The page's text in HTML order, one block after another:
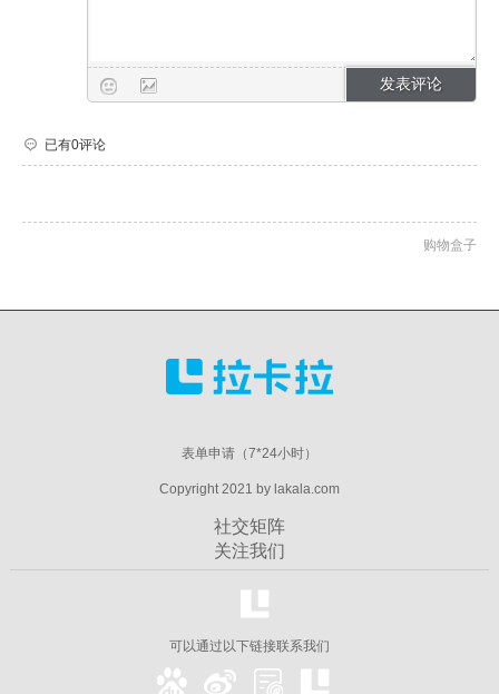
已有0评论
购物盒子
表单申请（7*24小时）
Copyright 2021 by lakala.com
社交矩阵
关注我们
可以通过以下链接联系我们